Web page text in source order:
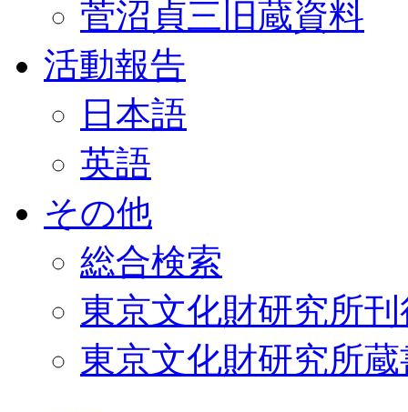
菅沼貞三旧蔵資料
活動報告
日本語
英語
その他
総合検索
東京文化財研究所
東京文化財研究所